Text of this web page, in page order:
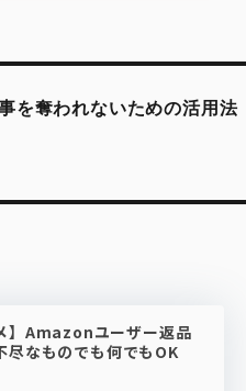
を奪われないための活用法
】Amazonユーザー返品
尽なものでも何でもOK